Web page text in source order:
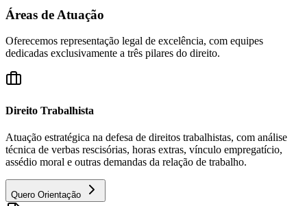
Áreas de Atuação
Oferecemos representação legal de excelência, com equipes
dedicadas exclusivamente a três pilares do direito.
Direito Trabalhista
Atuação estratégica na defesa de direitos trabalhistas, com análise
técnica de verbas rescisórias, horas extras, vínculo empregatício,
assédio moral e outras demandas da relação de trabalho.
Quero Orientação